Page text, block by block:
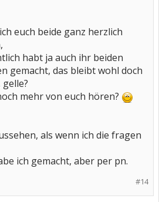
euch beide ganz herzlich
habt ja auch ihr beiden
gemacht, das bleibt wohl doch
mehr von euch hören?
als wenn ich die fragen
ich gemacht, aber per pn.
#14